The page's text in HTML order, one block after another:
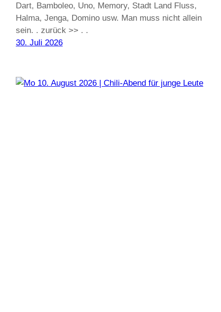
Dart, Bamboleo, Uno, Memory, Stadt Land Fluss,
Halma, Jenga, Domino usw. Man muss nicht allein
sein. . zurück >> . .
30. Juli 2026